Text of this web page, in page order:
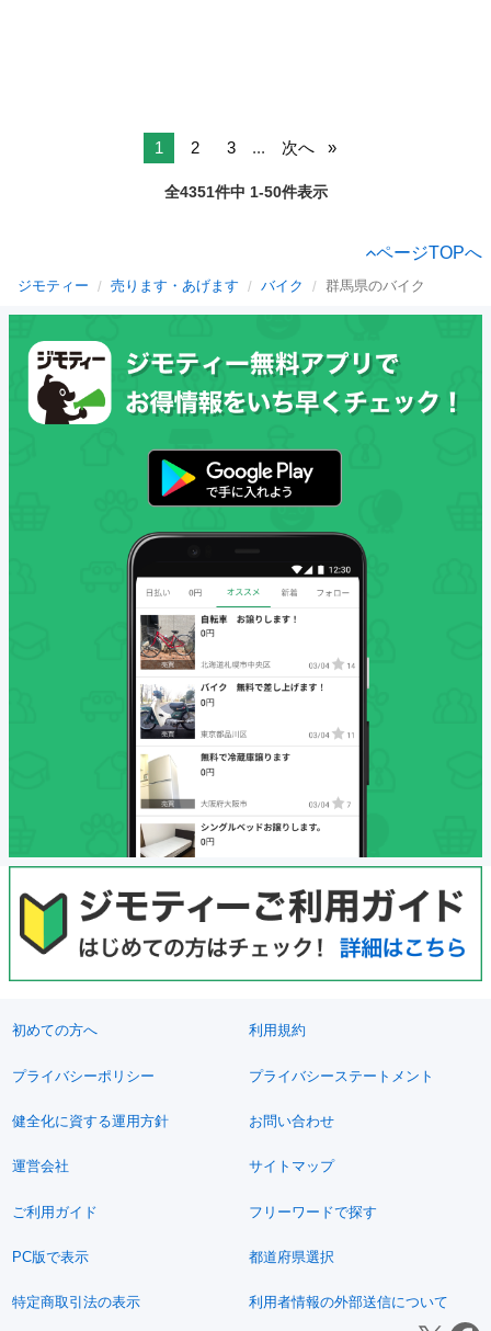
1 2 3 ... 次へ
全4351件中 1-50件表示
ページTOPへ
ジモティー 売ります・あげます バイク 群馬県のバイク
初めての方へ 利用規約
プライバシーポリシー プライバシーステートメント
健全化に資する運用方針 お問い合わせ
運営会社 サイトマップ
ご利用ガイド フリーワードで探す
PC版で表示 都道府県選択
特定商取引法の表示 利用者情報の外部送信について